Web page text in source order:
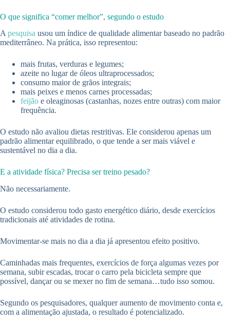
O que significa “comer melhor”, segundo o estudo
Apesquisa usou um índice de qualidade alimentar baseado no padrão
mediterrâneo. Na prática, isso representou:
mais frutas, verduras e legumes;
azeite no lugar de óleos ultraprocessados;
consumo maior de grãos integrais;
mais peixes e menos carnes processadas;
feijão e oleaginosas (castanhas, nozes entre outras) com maior
frequência.
O estudo não avaliou dietas restritivas. Ele considerou apenas um
padrão alimentar equilibrado, o que tende a ser mais viável e
sustentável no dia a dia.
E a atividade física? Precisa ser treino pesado?
Não necessariamente.
O estudo considerou todo gasto energético diário, desde exercícios
tradicionais até atividades de rotina.
Movimentar-se mais no dia a dia já apresentou efeito positivo.
Caminhadas mais frequentes, exercícios de força algumas vezes por
semana, subir escadas, trocar o carro pela bicicleta sempre que
possível, dançar ou se mexer no fim de semana…tudo isso somou.
Segundo os pesquisadores, qualquer aumento de movimento conta e,
com a alimentação ajustada, o resultado é potencializado.